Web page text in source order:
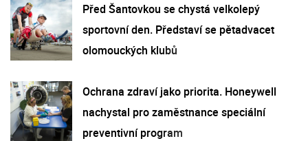
Před Šantovkou se chystá velkolepý
sportovní den. Představí se pětadvacet
olomouckých klubů
Ochrana zdraví jako priorita. Honeywell
nachystal pro zaměstnance speciální
preventivní program